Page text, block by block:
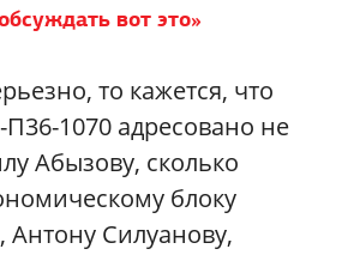
вот это»
то кажется, что
1070 адресовано не
Абызову, сколько
блоку
Антону Силуанову,